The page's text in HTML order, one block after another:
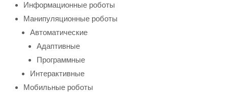
Информационные роботы
Манипуляционные роботы
Автоматические
Адаптивные
Программные
Интерактивные
Мобильные роботы